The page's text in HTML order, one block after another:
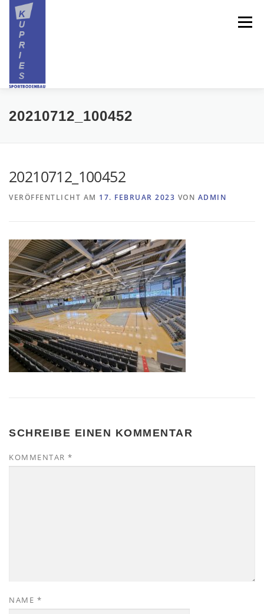
Inhalt
springen
Menü
HOME ÜBER UNS SPORTBODEN
REFERENZEN KONTAKT
20210712_100452
20210712_100452
VERÖFFENTLICHT AM 17. FEBRUAR 2023 VON ADMIN
SCHREIBE EINEN KOMMENTAR
KOMMENTAR *
NAME *